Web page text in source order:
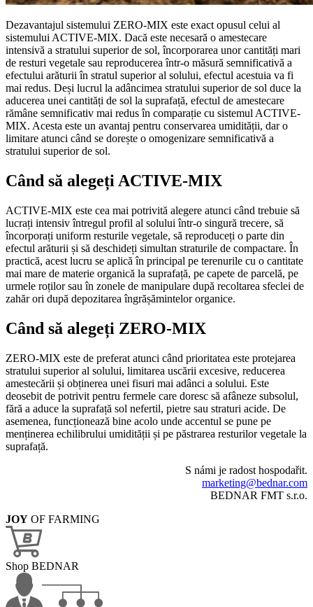
Dezavantajul sistemului ZERO-MIX este exact opusul celui al
sistemului ACTIVE-MIX. Dacă este necesară o amestecare
intensivă a stratului superior de sol, încorporarea unor cantități mari
de resturi vegetale sau reproducerea într-o măsură semnificativă a
efectului arăturii în stratul superior al solului, efectul acestuia va fi
mai redus. Deși lucrul la adâncimea stratului superior de sol duce la
aducerea unei cantități de sol la suprafață, efectul de amestecare
rămâne semnificativ mai redus în comparație cu sistemul ACTIVE-
MIX. Acesta este un avantaj pentru conservarea umidității, dar o
limitare atunci când se dorește o omogenizare semnificativă a
stratului superior de sol.
Când să alegeți ACTIVE-MIX
ACTIVE-MIX este cea mai potrivită alegere atunci când trebuie să
lucrați intensiv întregul profil al solului într-o singură trecere, să
încorporați uniform resturile vegetale, să reproduceți o parte din
efectul arăturii și să deschideți simultan straturile de compactare. În
practică, acest lucru se aplică în principal pe terenurile cu o cantitate
mai mare de materie organică la suprafață, pe capete de parcelă, pe
urmele roților sau în zonele de manipulare după recoltarea sfeclei de
zahăr ori după depozitarea îngrășămintelor organice.
Când să alegeți ZERO-MIX
ZERO-MIX este de preferat atunci când prioritatea este protejarea
stratului superior al solului, limitarea uscării excesive, reducerea
amestecării și obținerea unei fisuri mai adânci a solului. Este
deosebit de potrivit pentru fermele care doresc să afâneze subsolul,
fără a aduce la suprafață sol nefertil, pietre sau straturi acide. De
asemenea, funcționează bine acolo unde accentul se pune pe
menținerea echilibrului umidității și pe păstrarea resturilor vegetale la
suprafață.
S námi je radost hospodařit.
marketing@bednar.com
BEDNAR FMT s.r.o.
JOY OF FARMING
Shop BEDNAR